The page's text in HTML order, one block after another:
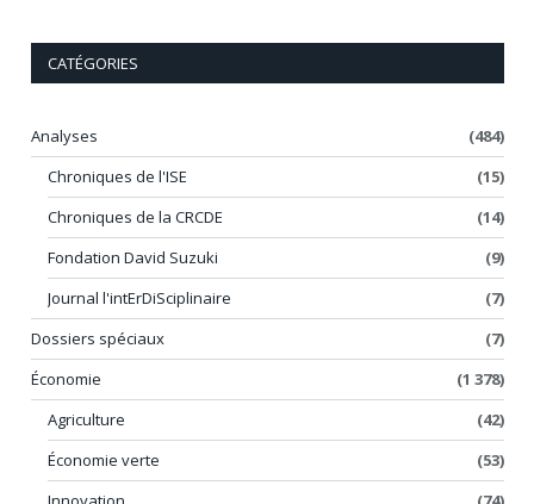
CATÉGORIES
Analyses
(484)
Chroniques de l'ISE
(15)
Chroniques de la CRCDE
(14)
Fondation David Suzuki
(9)
Journal l'intErDiSciplinaire
(7)
Dossiers spéciaux
(7)
Économie
(1 378)
Agriculture
(42)
Économie verte
(53)